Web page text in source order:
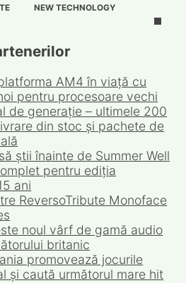
NEW TECHNOLOGY
AM4 în viață cu
pentru procesoare vechi
de generație – ultimele 200
din stoc și pachete de
știi înainte de Summer Well
pentru ediția
ani
ReversoTribute Monoface
noul vârf de gamă audio
britanic
promovează jocurile
și caută următorul mare hit